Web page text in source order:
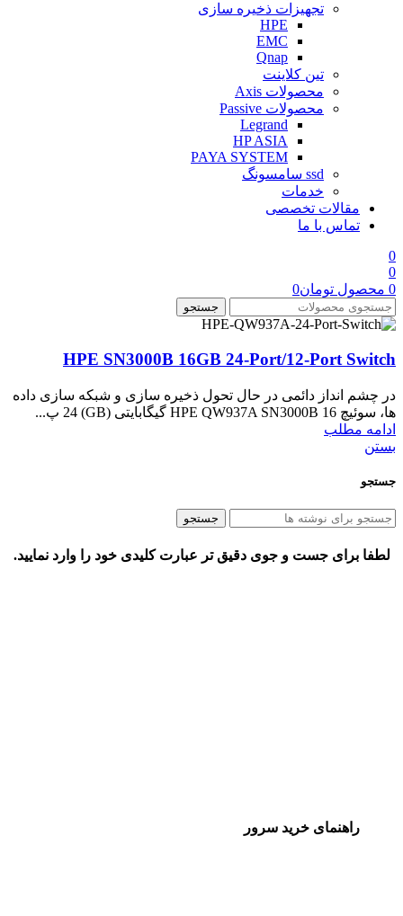
تجهیزات ذخیره سازی
HPE
EMC
Qnap
تین کلاینت
محصولات Axis
محصولات Passive
Legrand
HP ASIA
PAYA SYSTEM
ssd سامسونگ
خدمات
مقالات تخصصی
تماس با ما
0
0
0 محصول تومان0
جستجو
HPE SN3000B 16GB 24-Port/12-Port Switch
در چشم انداز دائمی در حال تحول ذخیره سازی و شبکه سازی داده
ها، سوئیچ HPE QW937A SN3000B 16 گیگابایتی (GB) 24 پ...
ادامه مطلب
بستن
جستجو
جستجو
لطفا برای جست و جوی دقیق تر عبارت کلیدی خود را وارد نمایید.
راهنمای خرید سرور